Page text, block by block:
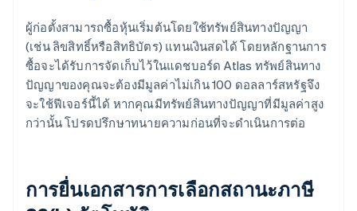
ผู้ก่อตั้งสามารถซื้อหุ้นเริ่มต้นโดยใช้ทรัพย์สินทางปัญญา
(เช่น ลิขสิทธิ์หรือสิทธิบัตร) แทนเงินสดได้ โดยหลักฐานการ
ซื้อจะได้รับการจัดเก็บไว้ในแดชบอร์ด Atlas ทรัพย์สินทาง
ปัญญาของคุณจะต้องมีมูลค่าไม่เกิน 100 ดอลลาร์สหรัฐจึง
จะใช้ฟีเจอร์นี้ได้ หากคุณมีทรัพย์สินทางปัญญาที่มีมูลค่าสูง
กว่านั้น โปรดปรึกษาทนายความก่อนที่จะดำเนินการต่อ
การยื่นเอกสารการเลือกสถานะภาษี